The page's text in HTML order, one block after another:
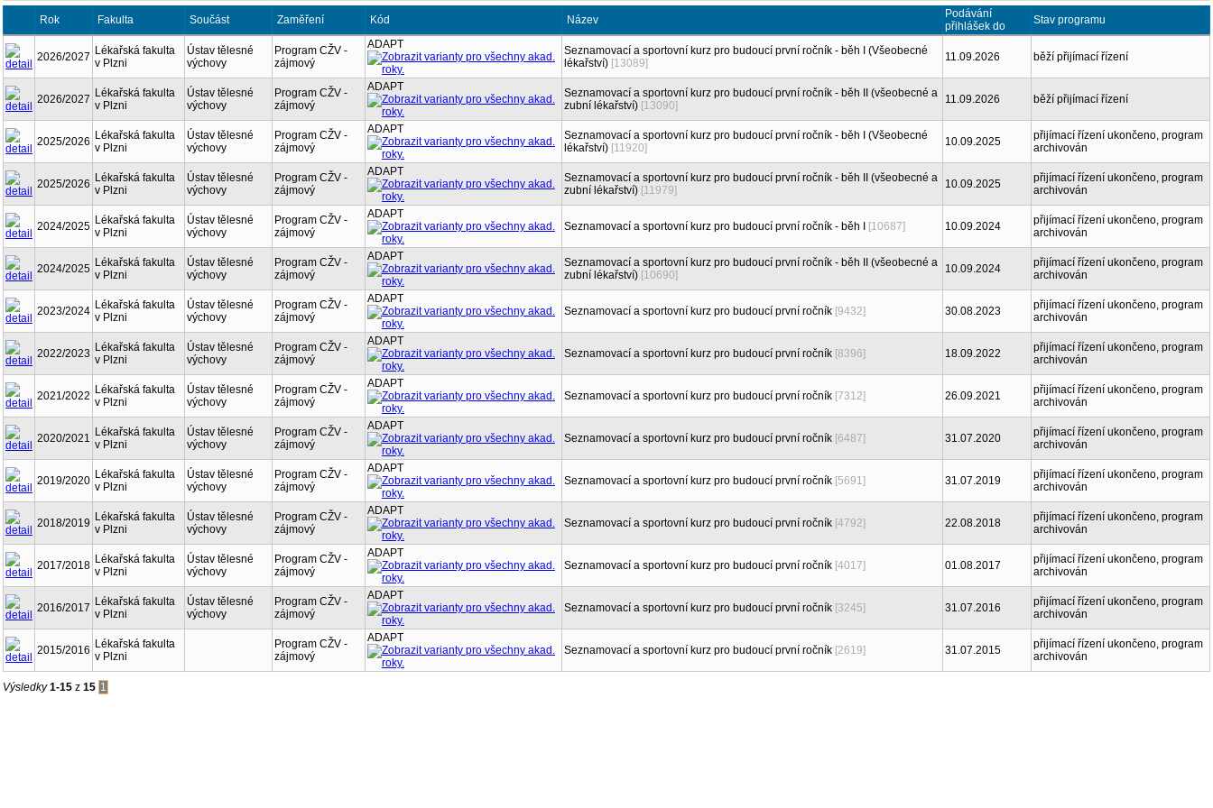
Rok Fakulta Součást Zaměření Kód Název
Podávání
přihlášek do
Stav programu
2026/2027 Lékařská fakulta
v Plzni
Ústav tělesné
výchovy
Program CŽV -
zájmový
ADAPT
Seznamovací a sportovní kurz pro budoucí první ročník - běh I (Všeobecné
lékařství) [13089] 11.09.2026 běží přijímací řízení
2026/2027 Lékařská fakulta
v Plzni
Ústav tělesné
výchovy
Program CŽV -
zájmový
ADAPT
Seznamovací a sportovní kurz pro budoucí první ročník - běh II (všeobecné a
zubní lékařství) [13090] 11.09.2026 běží přijímací řízení
2025/2026 Lékařská fakulta
v Plzni
Ústav tělesné
výchovy
Program CŽV -
zájmový
ADAPT
Seznamovací a sportovní kurz pro budoucí první ročník - běh I (Všeobecné
lékařství) [11920] 10.09.2025
přijímací řízení ukončeno, program
archivován
2025/2026 Lékařská fakulta
v Plzni
Ústav tělesné
výchovy
Program CŽV -
zájmový
ADAPT
Seznamovací a sportovní kurz pro budoucí první ročník - běh II (všeobecné a
zubní lékařství) [11979] 10.09.2025
přijímací řízení ukončeno, program
archivován
2024/2025 Lékařská fakulta
v Plzni
Ústav tělesné
výchovy
Program CŽV -
zájmový
ADAPT
Seznamovací a sportovní kurz pro budoucí první ročník - běh I
[10687] 10.09.2024
přijímací řízení ukončeno, program
archivován
2024/2025 Lékařská fakulta
v Plzni
Ústav tělesné
výchovy
Program CŽV -
zájmový
ADAPT
Seznamovací a sportovní kurz pro budoucí první ročník - běh II (všeobecné a
zubní lékařství) [10690] 10.09.2024
přijímací řízení ukončeno, program
archivován
2023/2024 Lékařská fakulta
v Plzni
Ústav tělesné
výchovy
Program CŽV -
zájmový
ADAPT
Seznamovací a sportovní kurz pro budoucí první ročník [9432] 30.08.2023
přijímací řízení ukončeno, program
archivován
2022/2023 Lékařská fakulta
v Plzni
Ústav tělesné
výchovy
Program CŽV -
zájmový
ADAPT
Seznamovací a sportovní kurz pro budoucí první ročník [8396] 18.09.2022
přijímací řízení ukončeno, program
archivován
2021/2022 Lékařská fakulta
v Plzni
Ústav tělesné
výchovy
Program CŽV -
zájmový
ADAPT
Seznamovací a sportovní kurz pro budoucí první ročník [7312] 26.09.2021
přijímací řízení ukončeno, program
archivován
2020/2021 Lékařská fakulta
v Plzni
Ústav tělesné
výchovy
Program CŽV -
zájmový
ADAPT
Seznamovací a sportovní kurz pro budoucí první ročník [6487] 31.07.2020
přijímací řízení ukončeno, program
archivován
2019/2020 Lékařská fakulta
v Plzni
Ústav tělesné
výchovy
Program CŽV -
zájmový
ADAPT
Seznamovací a sportovní kurz pro budoucí první ročník [5691] 31.07.2019
přijímací řízení ukončeno, program
archivován
2018/2019 Lékařská fakulta
v Plzni
Ústav tělesné
výchovy
Program CŽV -
zájmový
ADAPT
Seznamovací a sportovní kurz pro budoucí první ročník [4792] 22.08.2018
přijímací řízení ukončeno, program
archivován
2017/2018 Lékařská fakulta
v Plzni
Ústav tělesné
výchovy
Program CŽV -
zájmový
ADAPT
Seznamovací a sportovní kurz pro budoucí první ročník [4017] 01.08.2017
přijímací řízení ukončeno, program
archivován
2016/2017 Lékařská fakulta
v Plzni
Ústav tělesné
výchovy
Program CŽV -
zájmový
ADAPT
Seznamovací a sportovní kurz pro budoucí první ročník [3245] 31.07.2016
přijímací řízení ukončeno, program
archivován
2015/2016 Lékařská fakulta
v Plzni
Program CŽV -
zájmový
ADAPT
Seznamovací a sportovní kurz pro budoucí první ročník [2619] 31.07.2015
přijímací řízení ukončeno, program
archivován
Výsledky1-15 z 15 1